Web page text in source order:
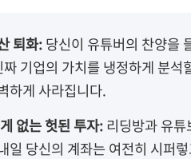
퇴화:당신이 유튜버의 찬양을
기업의 가치를 냉정하게 분
하게 사라집니다.
없는 헛된 투자:리딩방과 유
일 당신의 계좌는 여전히 시퍼